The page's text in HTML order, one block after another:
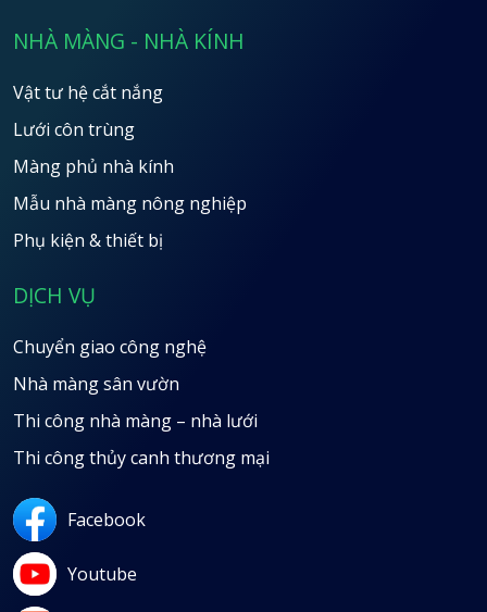
NHÀ MÀNG - NHÀ KÍNH
Vật tư hệ cắt nắng
Lưới côn trùng
Màng phủ nhà kính
Mẫu nhà màng nông nghiệp
Phụ kiện & thiết bị
DỊCH VỤ
Chuyển giao công nghệ
Nhà màng sân vườn
Thi công nhà màng – nhà lưới
Thi công thủy canh thương mại
Facebook
Youtube